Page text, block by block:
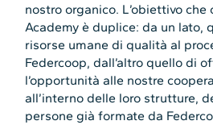
nostro organico. L’obiettivo che
Academy è duplice: da un lato,
risorse umane di qualità al
Federcoop, dall’altro quello di
l’opportunità alle nostre
all’interno delle loro strutture,
persone già formate da